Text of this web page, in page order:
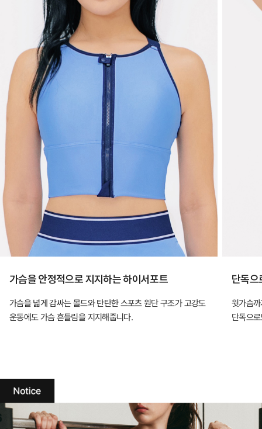
가슴을 안정적으로 지지하는 하이서포트
가슴을 넓게 감싸는 몰드와 탄탄한 스포츠 원단 구조가 고강도
운동에도 가슴 흔들림을 지지해줍니다.
단독으
윗가슴
단독으